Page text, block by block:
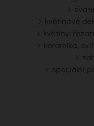
květinové
květiny:
keramika,
speciální